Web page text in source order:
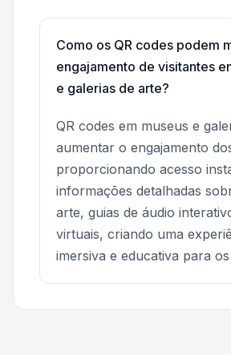
Como os QR codes podem
engajamento de visitantes
e galerias de arte?
QR codes em museus e
aumentar o engajamento
proporcionando acesso
informações detalhadas
arte, guias de áudio
virtuais, criando uma
imersiva e educativa para